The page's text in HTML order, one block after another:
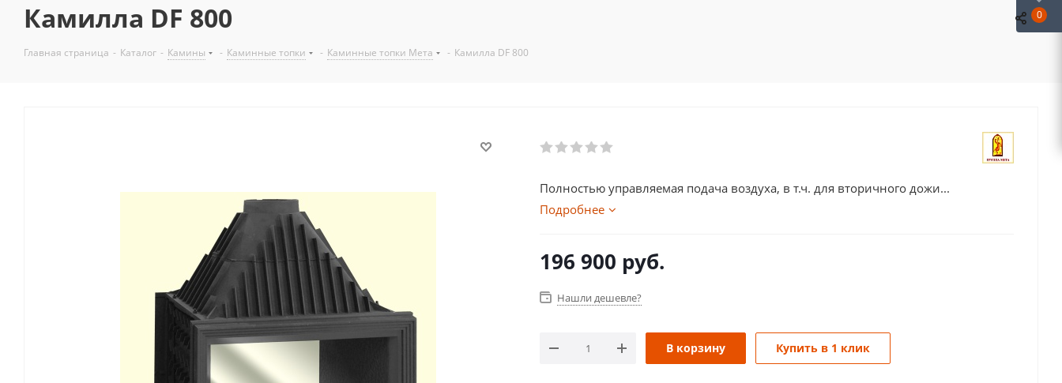
Камилла DF 800
Главная страница - Каталог - Камины - Каминные топки - Каминные топки Мета - Камилла DF 800
Полностью управляемая подача воздуха, в т.ч. для вторичного дожи...
Подробнее
196 900 руб.
Нашли дешевле?
В корзину Купить в 1 клик
0